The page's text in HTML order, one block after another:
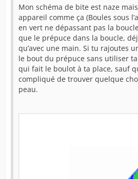
Mon schéma de bite est naze
appareil comme ça (Boules sous
en vert ne dépassant pas la
que le prépuce dans la boucle,
qu’avec une main. Si tu rajoutes
le bout du prépuce sans utiliser ta
qui fait le boulot à ta place, sauf
compliqué de trouver quelque
peau.